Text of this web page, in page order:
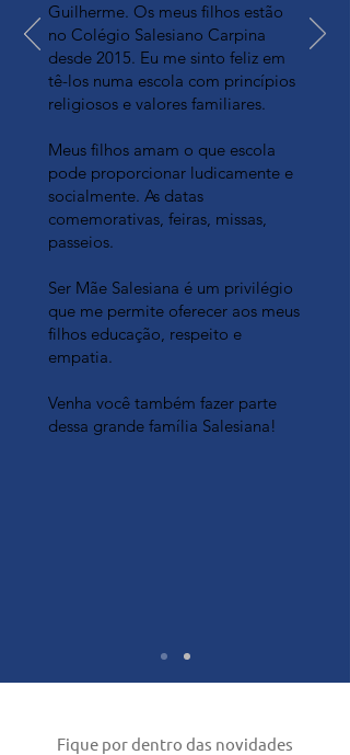
Guilherme. Os meus filhos estão
no Colégio Salesiano Carpina
desde 2015. Eu me sinto feliz em
tê-los numa escola com princípios
religiosos e valores familiares.
Meus filhos amam o que escola
pode proporcionar ludicamente e
socialmente. As datas
comemorativas, feiras, missas,
passeios.
Ser Mãe Salesiana é um privilégio
que me permite oferecer aos meus
filhos educação, respeito e
empatia.
Venha você também fazer parte
dessa grande família Salesiana!
Fique por dentro das novidades